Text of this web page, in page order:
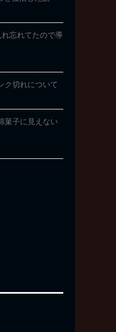
忘れてたので導
ク切れについて
菓子に見えない